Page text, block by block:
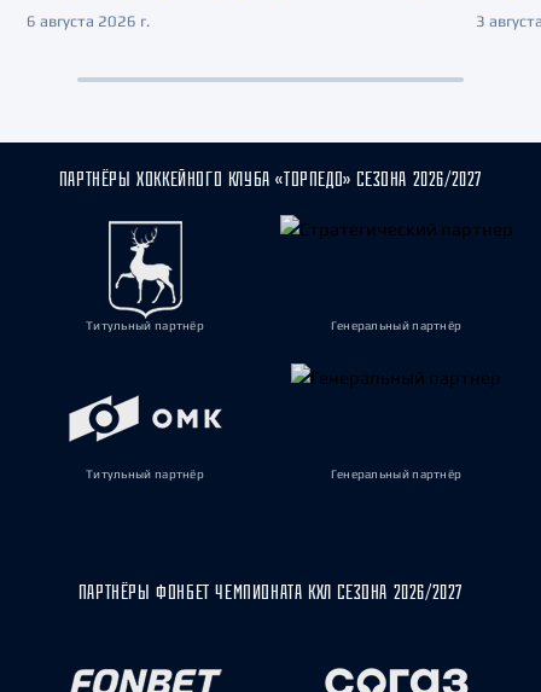
6 августа 2026 г. 3
ПАРТНЁРЫ ХОККЕЙНОГО КЛУБА «ТОРПЕДО» СЕЗОНА 2026/2027
Титульный партнёр Генеральный партнёр
Титульный партнёр Генеральный партнёр
ПАРТНЁРЫ ФОНБЕТ ЧЕМПИОНАТА КХЛ СЕЗОНА 2026/2027